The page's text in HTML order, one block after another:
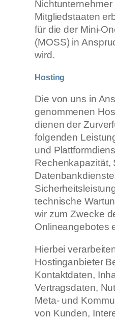
Nichtunternehmer
Mitgliedstaaten
für die der Mini-
(MOSS) in
wird.
Hosting
Die von uns in
genommenen
dienen der
folgenden
und
Rechenkapazität,
technische
wir zum Zwecke
Onlineangebotes
Hierbei
Hostinganbieter
Kontaktdaten,
Vertragsdaten,
Meta- und
von Kunden,